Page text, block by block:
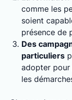
comme les
soient
présence de
Des
particuliers
adopter pour
les